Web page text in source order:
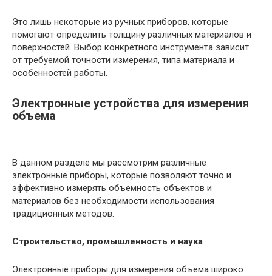
Это лишь некоторые из ручных приборов, которые
помогают определить толщину различных материалов и
поверхностей. Выбор конкретного инструмента зависит
от требуемой точности измерения, типа материала и
особенностей работы.
Электронные устройства для измерения
объема
В данном разделе мы рассмотрим различные
электронные приборы, которые позволяют точно и
эффективно измерять объемность объектов и
материалов без необходимости использования
традиционных методов.
Строительство, промышленность и наука
Электронные приборы для измерения объема широко